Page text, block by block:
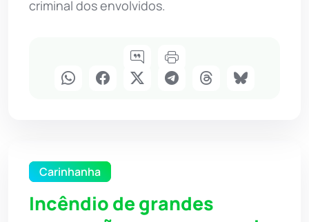
criminal dos envolvidos.
Carinhanha
Incêndio de grandes